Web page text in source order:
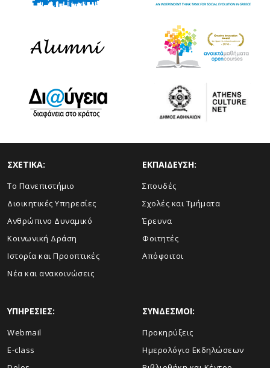
ΣΧΕΤΙΚΑ:
Το Πανεπιστήμιο
Διοικητικές Υπηρεσίες
Ανθρώπινο Δυναμικό
Κοινωνική Δράση
Ιστορία και Προοπτικές
Νέα και ανακοινώσεις
ΕΚΠΑΙΔΕΥΣΗ:
Σπουδές
Σχολές και Τμήματα
Έρευνα
Φοιτητές
Απόφοιτοι
ΥΠΗΡΕΣΙΕΣ:
Webmail
E-class
ΣΥΝΔΕΣΜΟΙ:
Προκηρύξεις
Ημερολόγιο Εκδηλώσεων